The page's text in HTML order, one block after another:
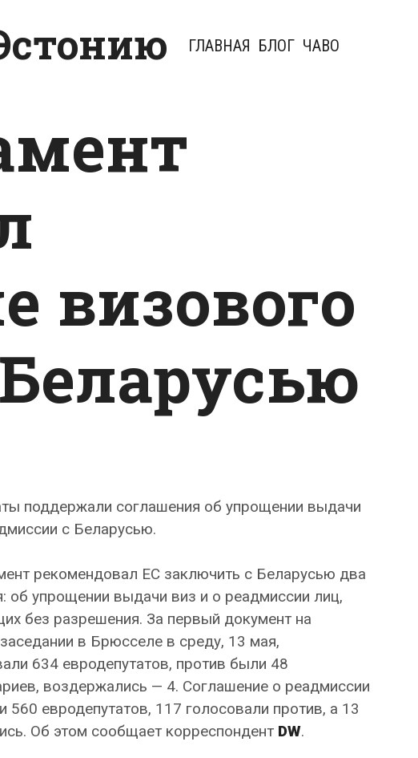
ГЛАВНАЯ БЛОГ ЧАВО
визового
поддержали соглашения об упрощении выдачи
с Беларусью.
рекомендовал ЕС заключить с Беларусью два
об упрощении выдачи виз и о реадмиссии лиц,
без разрешения. За первый документ на
в Брюсселе в среду, 13 мая,
634 евродепутатов, против были 48
воздержались — 4. Соглашение о реадмиссии
560 евродепутатов, 117 голосовали против, а 13
Об этом сообщает корреспондент DW.